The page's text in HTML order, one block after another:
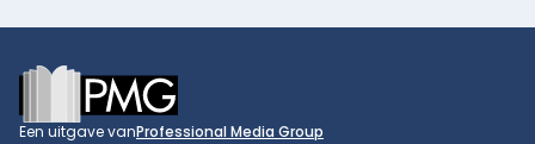
Footer
Een uitgave vanProfessional Media Group